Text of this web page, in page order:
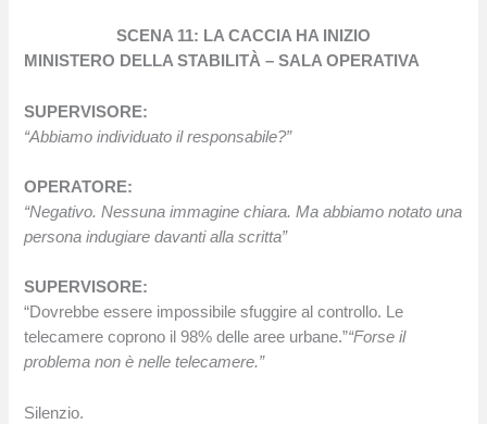
SCENA 11: LA CACCIA HA INIZIO
MINISTERO DELLA STABILITÀ – SALA OPERATIVA
SUPERVISORE:
“Abbiamo individuato il responsabile?”
OPERATORE:
“Negativo. Nessuna immagine chiara. Ma abbiamo notato una
persona indugiare davanti alla scritta”
SUPERVISORE:
“Dovrebbe essere impossibile sfuggire al controllo. Le
telecamere coprono il 98% delle aree urbane.”“Forse il
problema non è nelle telecamere.”
Silenzio.